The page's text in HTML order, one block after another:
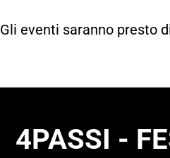
Gli eventi saranno presto
4PASSI -